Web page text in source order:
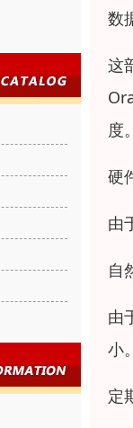
数
这
度
硬
由
自
由
小
定